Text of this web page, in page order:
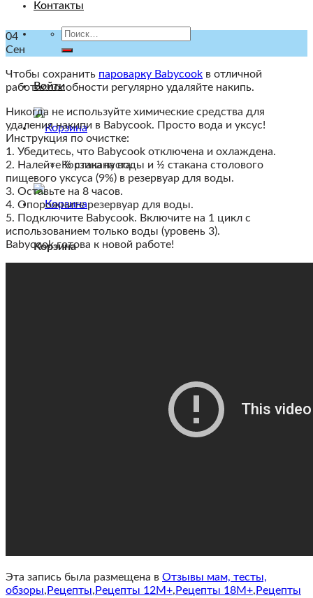
Контакты
Искать:
Войти
Корзина пуста.
Корзина
04
Сен
Чтобы сохранить пароварку Babycook в отличной
работоспособности регулярно удаляйте накипь.
Никогда не используйте химические средства для
удаления накипи в Babycook. Просто вода и уксус!
Инструкция по очистке:
1. Убедитесь, что Babycook отключена и охлаждена.
2. Налейте ½ стакана воды и ½ стакана столового
пищевого уксуса (9%) в резервуар для воды.
3. Оставьте на 8 часов.
4. Опорожните резервуар для воды.
5. Подключите Babycook. Включите на 1 цикл с
использованием только воды (уровень 3).
Babycook готова к новой работе!
Эта запись была размещена в Отзывы мам, тесты,
обзоры, Рецепты, Рецепты 12M+, Рецепты 18M+, Рецепты